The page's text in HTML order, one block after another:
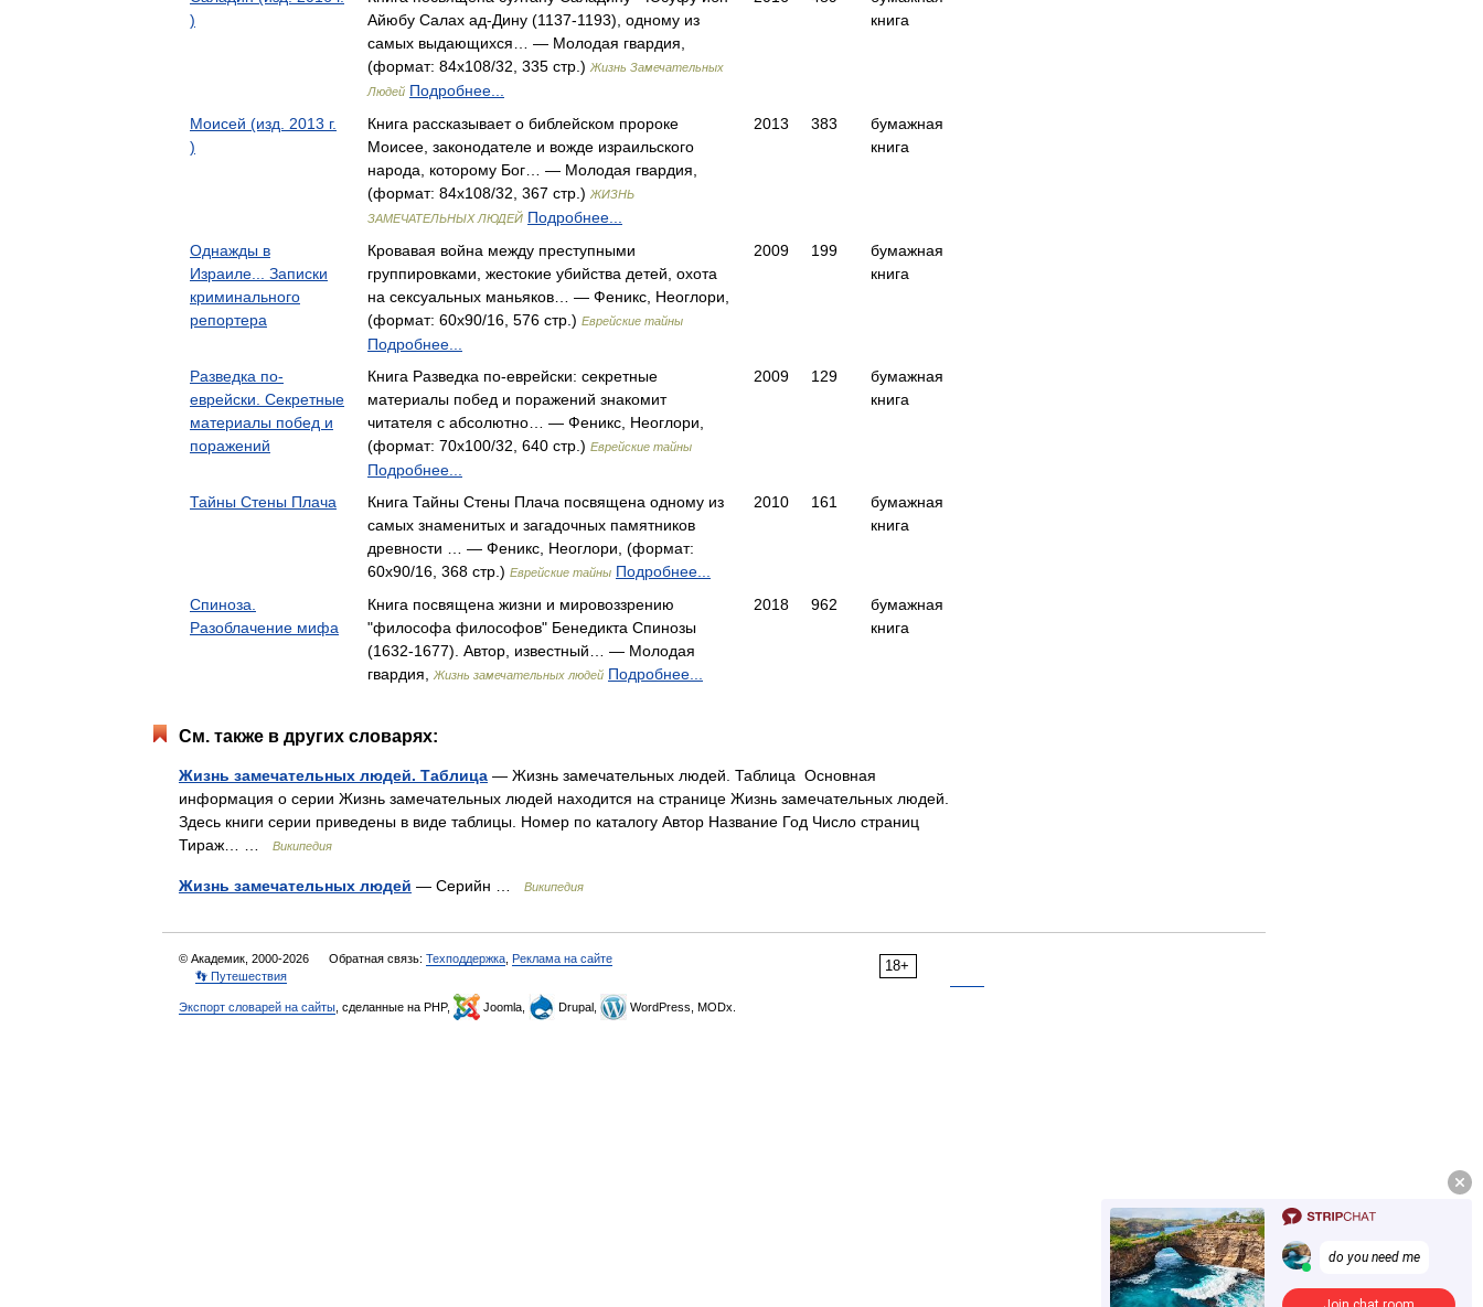
)
Айюбу Салах ад-Дину (1137-1193), одному из
самых выдающихся… — Молодая гвардия,
(формат: 84x108/32, 335 стр.) Жизнь Замечательных
Людей Подробнее...
книга
Моисей (изд. 2013 г.
)
Книга рассказывает о библейском пророке
Моисее, законодателе и вожде израильского
народа, которому Бог… — Молодая гвардия,
(формат: 84x108/32, 367 стр.) ЖИЗНЬ
ЗАМЕЧАТЕЛЬНЫХ ЛЮДЕЙ Подробнее...
2013 383
бумажная
книга
Однажды в
Израиле... Записки
криминального
репортера
Кровавая война между преступными
группировками, жестокие убийства детей, охота
на сексуальных маньяков… — Феникс, Неоглори,
(формат: 60x90/16, 576 стр.) Еврейские тайны
Подробнее...
2009 199
бумажная
книга
Разведка по-
еврейски. Секретные
материалы побед и
поражений
Книга Разведка по-еврейски: секретные
материалы побед и поражений знакомит
читателя с абсолютно… — Феникс, Неоглори,
(формат: 70x100/32, 640 стр.) Еврейские тайны
Подробнее...
2009 129
бумажная
книга
Тайны Стены Плача
Книга Тайны Стены Плача посвящена одному из
самых знаменитых и загадочных памятников
древности … — Феникс, Неоглори, (формат:
60x90/16, 368 стр.) Еврейские тайны Подробнее...
2010 161
бумажная
книга
Спиноза.
Разоблачение мифа
Книга посвящена жизни и мировоззрению
"философа философов" Бенедикта Спинозы
(1632-1677). Автор, известный… — Молодая
гвардия,
Жизнь замечательных людей Подробнее...
2018 962
бумажная
книга
См. также в других словарях:
Жизнь замечательных людей. Таблица — Жизнь замечательных людей. Таблица Основная
информация о серии Жизнь замечательных людей находится на странице Жизнь замечательных людей.
Здесь книги серии приведены в виде таблицы. Номер по каталогу Автор Название Год Число страниц
Тираж… …
Википедия
Жизнь замечательных людей — Серийн … Википедия
18+
© Академик, 2000-2026 Обратная связь: Техподдержка Реклама на сайте
👣 Путешествия
Экспорт словарей на сайты , сделанные на PHP, Joomla, Drupal, WordPress, MODx.